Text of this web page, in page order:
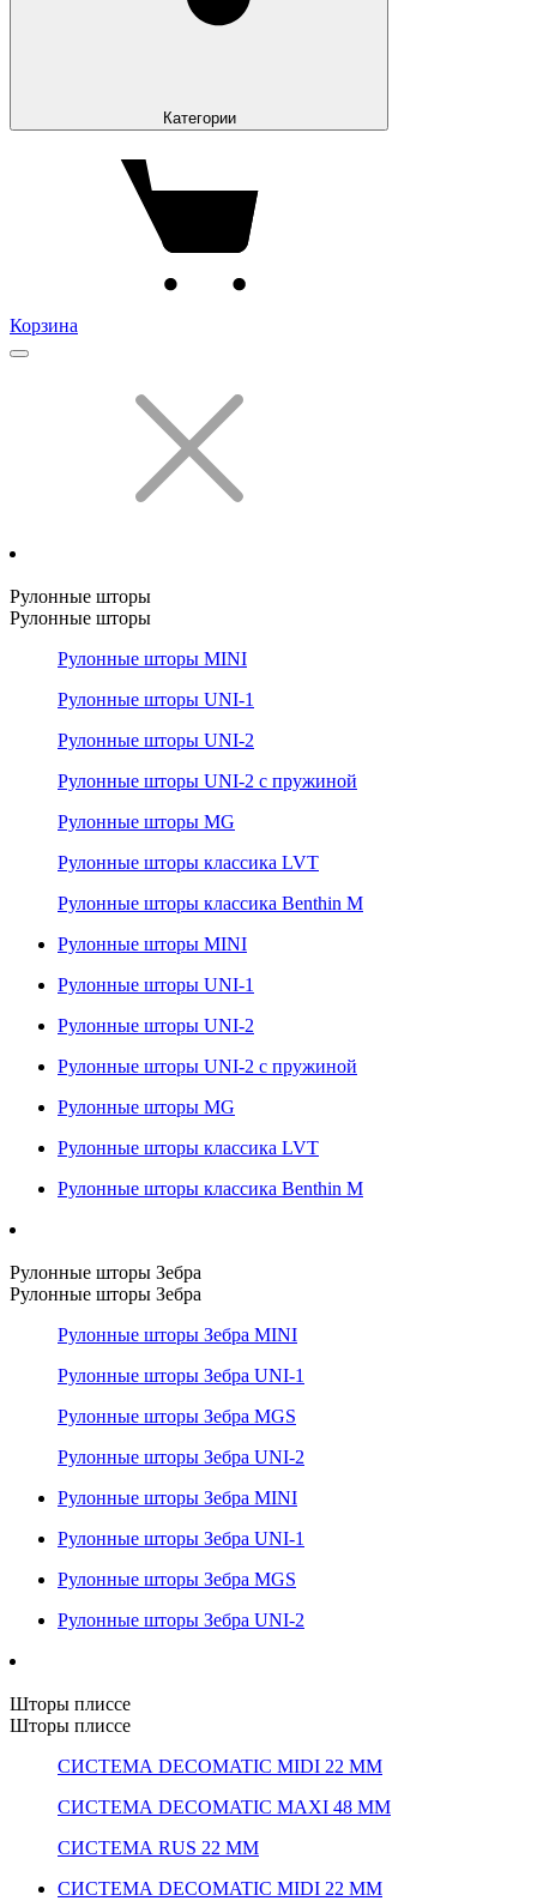
Категории
Корзина
Рулонные шторы
Рулонные шторы
Рулонные шторы MINI
Рулонные шторы UNI-1
Рулонные шторы UNI-2
Рулонные шторы UNI-2 с пружиной
Рулонные шторы MG
Рулонные шторы классика LVT
Рулонные шторы классика Benthin M
Рулонные шторы MINI
Рулонные шторы UNI-1
Рулонные шторы UNI-2
Рулонные шторы UNI-2 с пружиной
Рулонные шторы MG
Рулонные шторы классика LVT
Рулонные шторы классика Benthin M
Рулонные шторы Зебра
Рулонные шторы Зебра
Рулонные шторы Зебра MINI
Рулонные шторы Зебра UNI-1
Рулонные шторы Зебра MGS
Рулонные шторы Зебра UNI-2
Рулонные шторы Зебра MINI
Рулонные шторы Зебра UNI-1
Рулонные шторы Зебра MGS
Рулонные шторы Зебра UNI-2
Шторы плиссе
Шторы плиссе
СИСТЕМА DECOMATIC MIDI 22 ММ
СИСТЕМА DECOMATIC MAXI 48 ММ
СИСТЕМА RUS 22 ММ
СИСТЕМА DECOMATIC MIDI 22 ММ